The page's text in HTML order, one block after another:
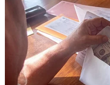
Taliban sẽ hòa đàm
ngoài rút khỏi
19/12/2018 13:43
Trợ lý của Thư ký Hội
phong trào Hồi giáo